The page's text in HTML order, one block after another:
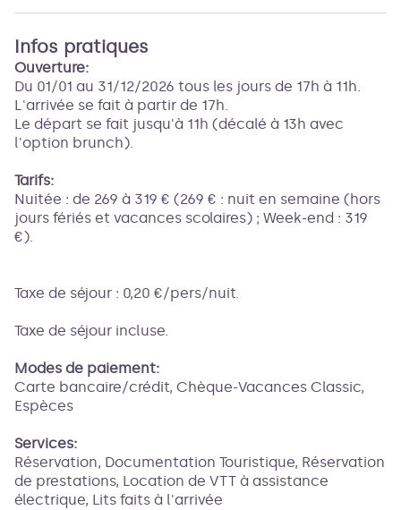
Infos pratiques
Ouverture:
Du 01/01 au 31/12/2026 tous les jours de 17h à 11h.
L'arrivée se fait à partir de 17h.
Le départ se fait jusqu'à 11h (décalé à 13h avec
l'option brunch).
Tarifs:
Nuitée : de 269 à 319 € (269 € : nuit en semaine (hors
jours fériés et vacances scolaires) ; Week-end : 319
€).
Taxe de séjour : 0,20 €/pers/nuit.
Taxe de séjour incluse.
Modes de paiement:
Carte bancaire/crédit, Chèque-Vacances Classic,
Espèces
Services:
Réservation, Documentation Touristique, Réservation
de prestations, Location de VTT à assistance
électrique, Lits faits à l'arrivée